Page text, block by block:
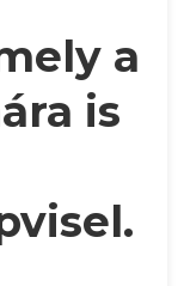
a
is